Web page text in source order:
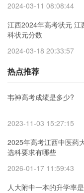
2024-03-11 08:08:44
江西2024年高考状元 江
科状元分数
2024-03-18 20:33:57
热点推荐
韦神高考成绩是多少?
2023-11-03 15:27:15
2025年高考江西中医药
选科要求有哪些
2026-01-17 11:59:43
人大附中一本的升学率